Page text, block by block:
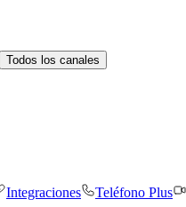
Todos los canales
Integraciones Teléfono Plus